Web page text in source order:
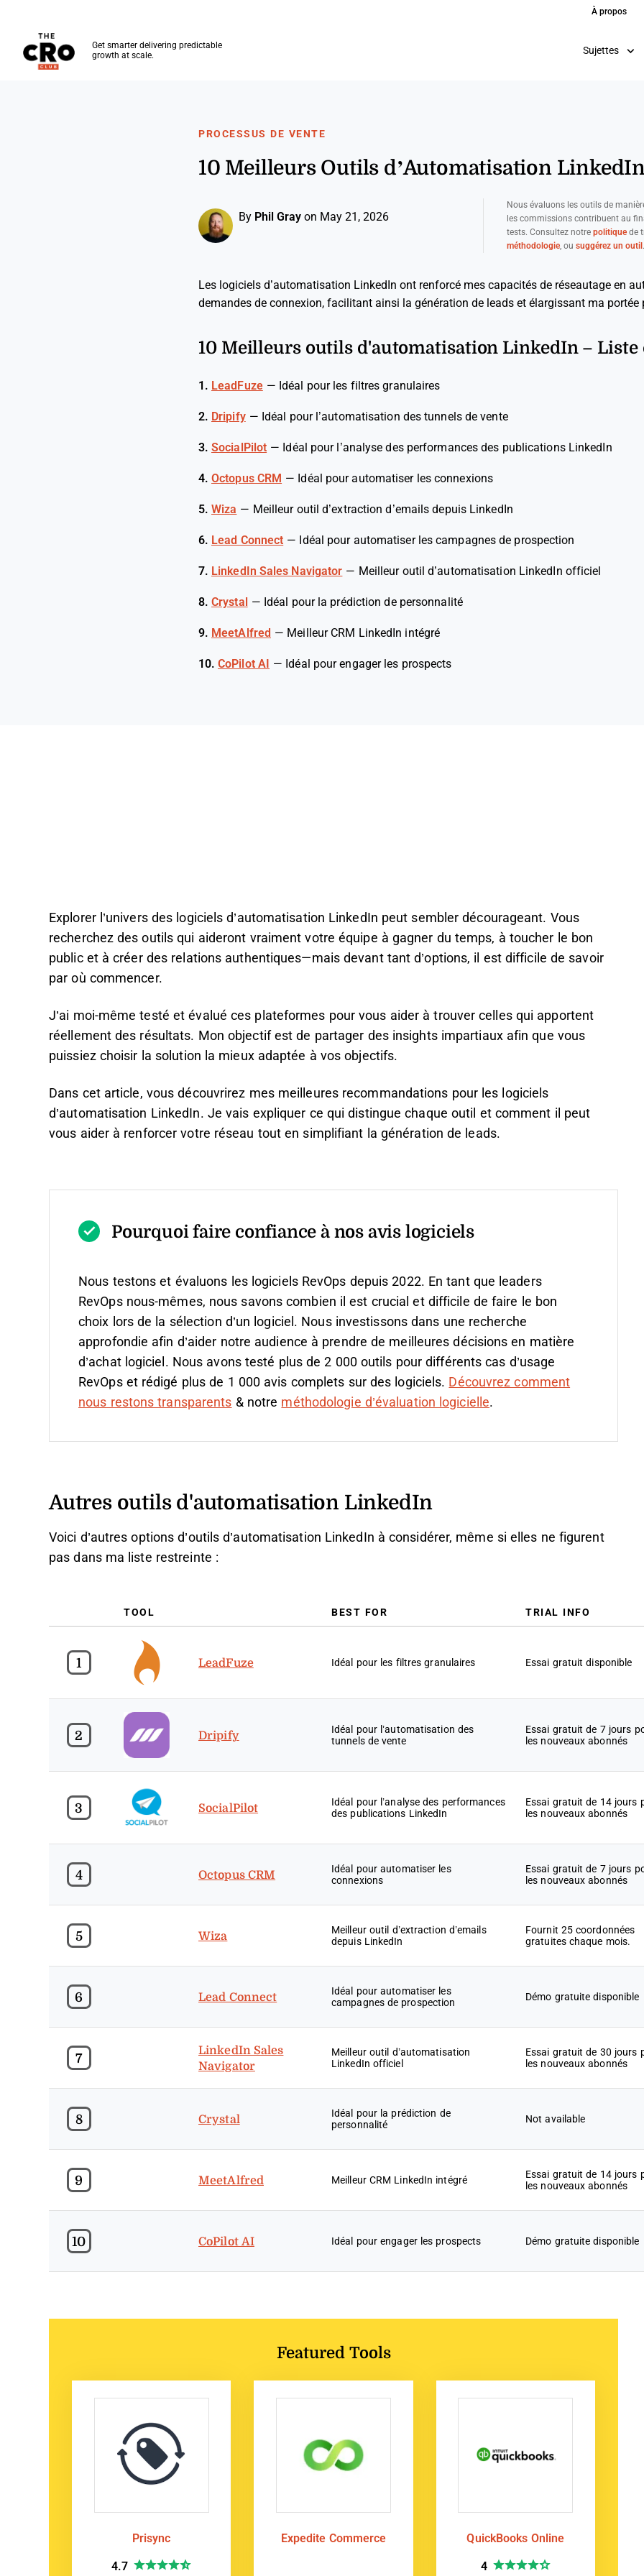
À propos
Get smarter delivering predictable
growth at scale.
Sujettes
PROCESSUS DE VENTE
10 Meilleurs Outils d’Automatisation
By Phil Gray on May 21, 2026
Nous évaluons les outils de
les commissions contribuent au
tests. Consultez notre politiquede
méthodologie, ou suggérez un outil .
Les logiciels d’automatisation LinkedIn ont renforcé mes capacités de réseautage en
demandes de connexion, facilitant ainsi la génération de leads et élargissant ma portée
10 Meilleurs outils d'automatisation LinkedIn – Liste
1. LeadFuze — Idéal pour les filtres granulaires
2. Dripify — Idéal pour l’automatisation des tunnels de vente
3. SocialPilot — Idéal pour l’analyse des performances des publications LinkedIn
4. Octopus CRM — Idéal pour automatiser les connexions
5. Wiza — Meilleur outil d’extraction d’emails depuis LinkedIn
6. Lead Connect — Idéal pour automatiser les campagnes de prospection
7. LinkedIn Sales Navigator — Meilleur outil d’automatisation LinkedIn officiel
8. Crystal — Idéal pour la prédiction de personnalité
9. MeetAlfred — Meilleur CRM LinkedIn intégré
10. CoPilot AI — Idéal pour engager les prospects
Explorer l’univers des logiciels d’automatisation LinkedIn peut sembler décourageant. Vous
recherchez des outils qui aideront vraiment votre équipe à gagner du temps, à toucher le bon
public et à créer des relations authentiques—mais devant tant d’options, il est difficile de savoir
par où commencer.
J’ai moi-même testé et évalué ces plateformes pour vous aider à trouver celles qui apportent
réellement des résultats. Mon objectif est de partager des insights impartiaux afin que vous
puissiez choisir la solution la mieux adaptée à vos objectifs.
Dans cet article, vous découvrirez mes meilleures recommandations pour les logiciels
d’automatisation LinkedIn. Je vais expliquer ce qui distingue chaque outil et comment il peut
vous aider à renforcer votre réseau tout en simplifiant la génération de leads.
Pourquoi faire confiance à nos avis logiciels
Nous testons et évaluons les logiciels RevOps depuis 2022. En tant que leaders
RevOps nous-mêmes, nous savons combien il est crucial et difficile de faire le bon
choix lors de la sélection d’un logiciel. Nous investissons dans une recherche
approfondie afin d’aider notre audience à prendre de meilleures décisions en matière
d’achat logiciel. Nous avons testé plus de 2 000 outils pour différents cas d’usage
RevOps et rédigé plus de 1 000 avis complets sur des logiciels. Découvrez comment
nous restons transparents & notre méthodologie d’évaluation logicielle.
Autres outils d'automatisation LinkedIn
Voici d’autres options d’outils d’automatisation LinkedIn à considérer, même si elles ne figurent
pas dans ma liste restreinte :
TOOL BEST FOR TRIAL INFO
1 LeadFuze Idéal pour les filtres granulaires Essai gratuit disponible
2 Dripify
Idéal pour l’automatisation des
tunnels de vente
Essai gratuit de 7 jours
les nouveaux abonnés
3 SocialPilot
Idéal pour l’analyse des performances
des publications LinkedIn
Essai gratuit de 14 jours
les nouveaux abonnés
4 Octopus CRM
Idéal pour automatiser les
connexions
Essai gratuit de 7 jours
les nouveaux abonnés
5 Wiza
Meilleur outil d’extraction d’emails
depuis LinkedIn
Fournit 25 coordonnées
gratuites chaque mois.
6 Lead Connect
Idéal pour automatiser les
campagnes de prospection
Démo gratuite disponible
7
LinkedIn Sales
Navigator
Meilleur outil d’automatisation
LinkedIn officiel
Essai gratuit de 30 jours
les nouveaux abonnés
8 Crystal
Idéal pour la prédiction de
personnalité
Not available
9 MeetAlfred Meilleur CRM LinkedIn intégré
Essai gratuit de 14 jours
les nouveaux abonnés
10 CoPilot AI Idéal pour engager les prospects Démo gratuite disponible
Featured Tools
Prisync
4.7
Expedite Commerce QuickBooks Online
4